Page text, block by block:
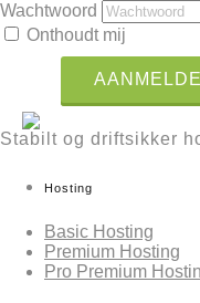
Wachtwoord
Onthoudt mij
Stabilt og driftsikker
Hosting
Basic Hosting
Premium Hosting
Pro Premium